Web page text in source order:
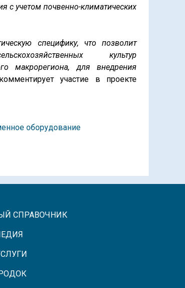
с учетом почвенно-климатических
специфику, что позволит
культур
макрорегиона, для внедрения
участие в проекте
оборудование
СПРАВОЧНИК